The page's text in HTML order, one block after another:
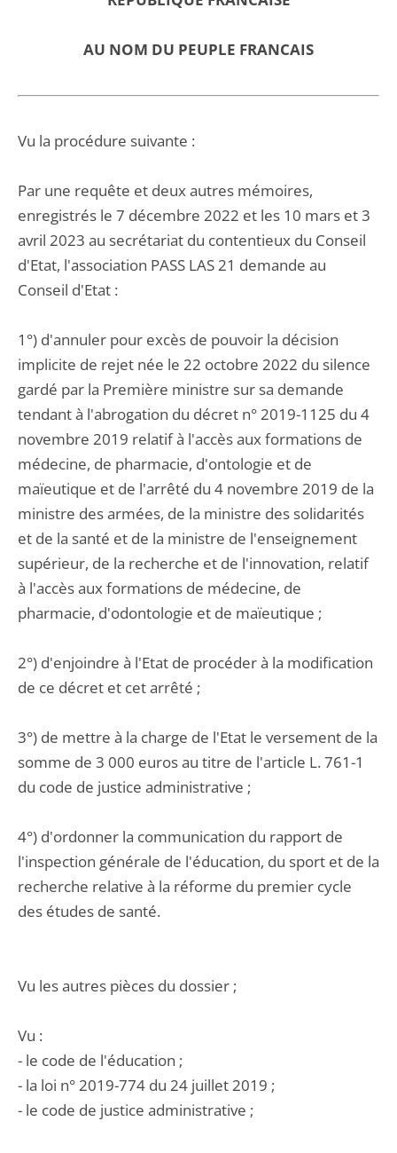
AU NOM DU PEUPLE FRANCAIS
Vu la procédure suivante :
Par une requête et deux autres mémoires,
enregistrés le 7 décembre 2022 et les 10 mars et 3
avril 2023 au secrétariat du contentieux du Conseil
d'Etat, l'association PASS LAS 21 demande au
Conseil d'Etat :
1°) d'annuler pour excès de pouvoir la décision
implicite de rejet née le 22 octobre 2022 du silence
gardé par la Première ministre sur sa demande
tendant à l'abrogation du décret n° 2019-1125 du 4
novembre 2019 relatif à l'accès aux formations de
médecine, de pharmacie, d'ontologie et de
maïeutique et de l'arrêté du 4 novembre 2019 de la
ministre des armées, de la ministre des solidarités
et de la santé et de la ministre de l'enseignement
supérieur, de la recherche et de l'innovation, relatif
à l'accès aux formations de médecine, de
pharmacie, d'odontologie et de maïeutique ;
2°) d'enjoindre à l'Etat de procéder à la modification
de ce décret et cet arrêté ;
3°) de mettre à la charge de l'Etat le versement de la
somme de 3 000 euros au titre de l'article L. 761-1
du code de justice administrative ;
4°) d'ordonner la communication du rapport de
l'inspection générale de l'éducation, du sport et de la
recherche relative à la réforme du premier cycle
des études de santé.
Vu les autres pièces du dossier ;
Vu :
- le code de l'éducation ;
- la loi n° 2019-774 du 24 juillet 2019 ;
- le code de justice administrative ;